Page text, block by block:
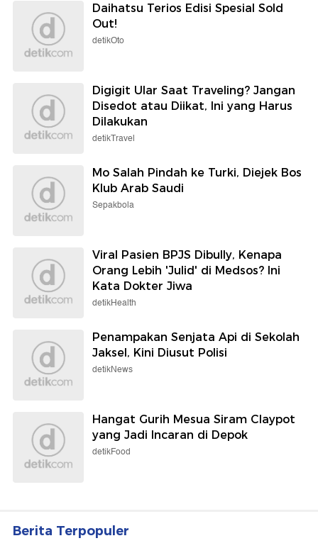
Daihatsu Terios Edisi Spesial Sold
Out!
detikOto
Digigit Ular Saat Traveling? Jangan
Disedot atau Diikat, Ini yang Harus
Dilakukan
detikTravel
Mo Salah Pindah ke Turki, Diejek Bos
Klub Arab Saudi
Sepakbola
Viral Pasien BPJS Dibully, Kenapa
Orang Lebih 'Julid' di Medsos? Ini
Kata Dokter Jiwa
detikHealth
Penampakan Senjata Api di Sekolah
Jaksel, Kini Diusut Polisi
detikNews
Hangat Gurih Mesua Siram Claypot
yang Jadi Incaran di Depok
detikFood
Berita Terpopuler